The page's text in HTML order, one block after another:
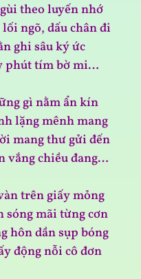
theo luyến nhớ
ngõ, dấu chân đi
ghi sâu ký ức
phút tím bờ mi…
gì nằm ẩn kín
lặng mênh mang
mang thư gửi đến
vắng chiều đang…
trên giấy mỏng
sóng mãi từng cơn
hôn dần sụp bóng
động nỗi cô đơn